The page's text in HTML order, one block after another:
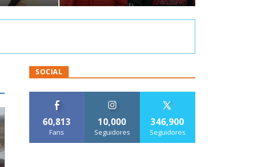
SOCIAL
60,813
Fans
10,000
Seguidores
346,900
Seguidores